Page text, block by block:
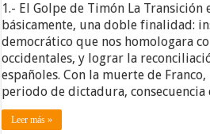
1.- El Golpe de Timón La Transición
básicamente, una doble finalidad:
democrático que nos homologara
occidentales, y lograr la
españoles. Con la muerte de
periodo de dictadura,
Leer más »